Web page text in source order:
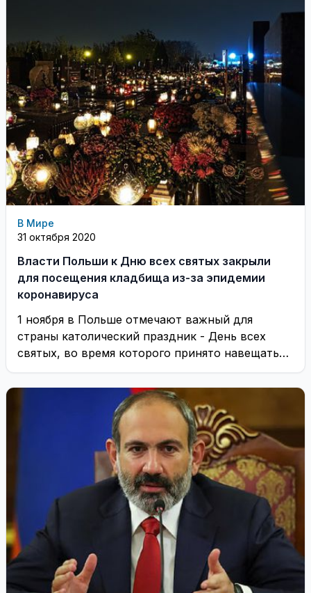
В Мире
31 октября 2020
Власти Польши к Дню всех святых закрыли
для посещения кладбища из-за эпидемии
коронавируса
1 ноября в Польше отмечают важный для
страны католический праздник - День всех
святых, во время которого принято навещать
могилы ...